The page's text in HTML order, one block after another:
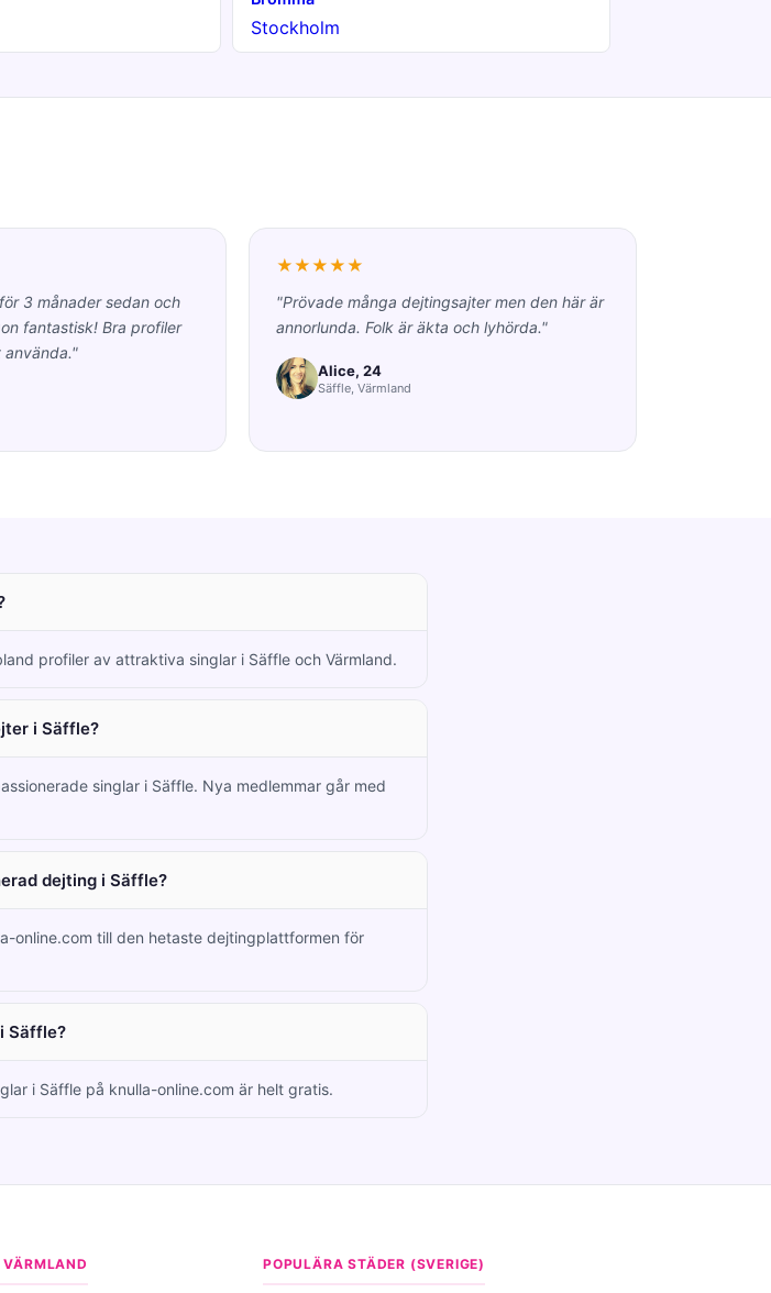
Stockholm
3 månader sedan och
fantastisk! Bra profiler
★★★★★
"Prövade många dejtingsajter men den här är
annorlunda. Folk är äkta och lyhörda."
Alice, 24
Säffle, Värmland
profiler av attraktiva singlar i Säffle och Värmland.
i Säffle?
singlar i Säffle. Nya medlemmar går med
dejting i Säffle?
online.com till den hetaste dejtingplattformen för
Säffle?
i Säffle på knulla-online.com är helt gratis.
VÄRMLAND POPULÄRA STÄDER (SVERIGE)